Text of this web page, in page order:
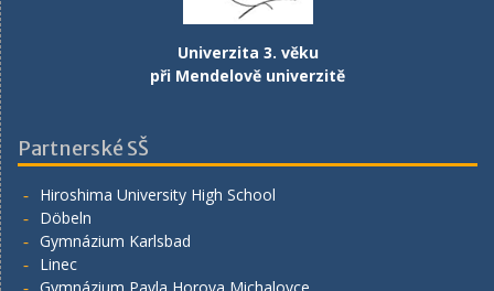
Univerzita 3. věku
při Mendelově univerzitě
Partnerské SŠ
Hiroshima University High School
Döbeln
Gymnázium Karlsbad
Linec